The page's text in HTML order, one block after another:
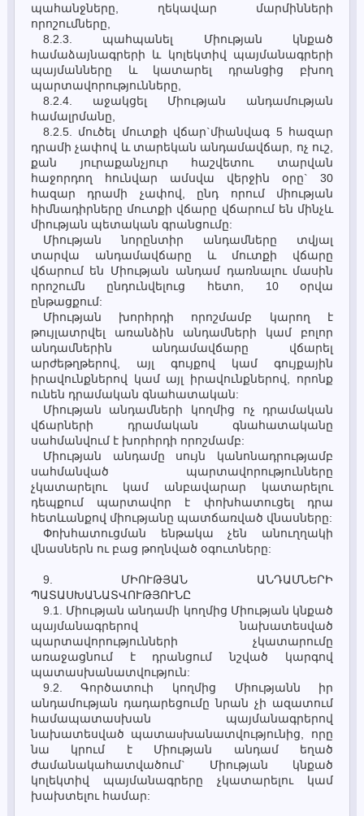
պահանջները, ղեկավար մարմինների
որոշումները,
8.2.3. պահպանել Միության կնքած
համաձայնագրերի և կոլեկտիվ պայմանագրերի
պայմանները և կատարել դրանցից բխող
պարտավորությունները,
8.2.4. աջակցել Միության անդամության
համալրմանը,
8.2.5. մուծել մուտքի վճար`միանվագ 5 հազար
դրամի չափով և տարեկան անդամավճար, ոչ ուշ,
քան յուրաքանչյուր հաշվետու տարվան
հաջորդող հունվար ամսվա վերջին օրը` 30
հազար դրամի չափով, ընդ որում միության
հիմնադիրները մուտքի վճարը վճարում են մինչև
միության պետական գրանցումը:
Միության նորընտիր անդամները տվյալ
տարվա անդամավճարը և մուտքի վճարը
վճարում են Միության անդամ դառնալու մասին
որոշումն ընդունվելուց հետո, 10 օրվա
ընթացքում:
Միության խորհրդի որոշմամբ կարող է
թույլատրվել առանձին անդամների կամ բոլոր
անդամներին անդամավճարը վճարել
արժեթղթերով, այլ գույքով կամ գույքային
իրավունքներով կամ այլ իրավունքներով, որոնք
ունեն դրամական գնահատական:
Միության անդամների կողմից ոչ դրամական
վճարների դրամական գնահատականը
սահմանվում է խորհրդի որոշմամբ:
Միության անդամը սույն կանոնադրությամբ
սահմանված պարտավորությունները
չկատարելու կամ անբավարար կատարելու
դեպքում պարտավոր է փոխհատուցել դրա
հետևանքով միությանը պատճառված վնասները:
Փոխհատուցման ենթակա չեն անուղղակի
վնասներն ու բաց թողնված օգուտները:
9. ՄԻՈՒԹՅԱՆ ԱՆԴԱՄՆԵՐԻ
ՊԱՏԱՍԽԱՆԱՏՎՈՒԹՅՈՒՆԸ
9.1. Միության անդամի կողմից Միության կնքած
պայմանագրերով նախատեսված
պարտավորությունների չկատարումը
առաջացնում է դրանցում նշված կարգով
պատասխանատվություն:
9.2. Գործատուի կողմից Միությանն իր
անդամության դադարեցումը նրան չի ազատում
համապատասխան պայմանագրերով
նախատեսված պատաuխանատվությունից, որը
նա կրում է Միության անդամ եղած
ժամանակահատվածում` Միության կնքած
կոլեկտիվ պայմանագրերը չկատարելու կամ
խախտելու համար: